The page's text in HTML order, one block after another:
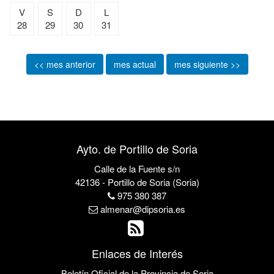
V
28
S
29
D
30
L
31
<< mes anterior mes actual mes siguiente >>
Ayto. de Portillo de Soria
Calle de la Fuente s/n
42136 - Portillo de Soria (Soria)
975 380 387
almenar@dipsoria.es
Enlaces de Interés